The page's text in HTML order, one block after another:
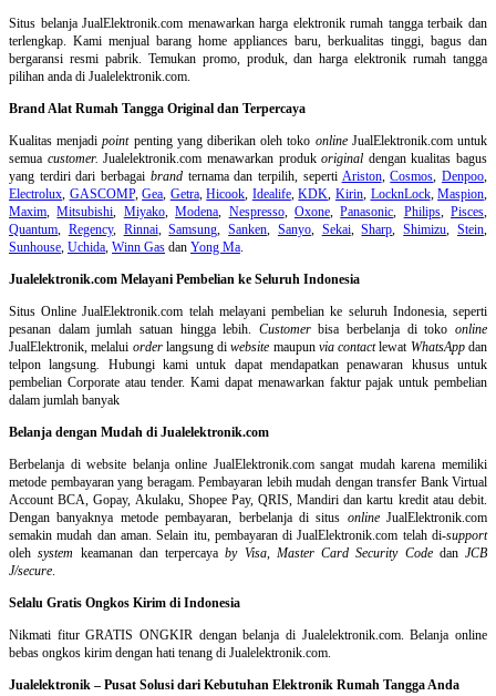
Situs belanjaJualElektronik.com menawarkan harga elektronik rumah tangga terbaik dan
terlengkap. Kami menjual barang home appliances baru, berkualitas tinggi, bagus dan
bergaransi resmi pabrik. Temukan promo, produk, dan harga elektronik rumah tangga
pilihan anda di Jualelektronik.com.
Brand Alat Rumah Tangga Original dan Terpercaya
Kualitas menjadipointpenting yang diberikan oleh toko onlineJualElektronik.com untuk
semua customer. Jualelektronik.com menawarkan produkoriginal dengan kualitas bagus
yang terdiri dari berbagai brandternama dan terpilih, seperti Ariston,Cosmos,Denpoo,
Electrolux, GASCOMP,Gea, Getra,Hicook, Idealife,KDK, Kirin, LocknLock,Maspion,
Maxim,Mitsubishi, Miyako,Modena, Nespresso, Oxone,Panasonic, Philips, Pisces,
Quantum, Regency, Rinnai,Samsung,Sanken, Sanyo, Sekai,Sharp,Shimizu,Stein,
Sunhouse, Uchida, Winn Gas dan Yong Ma.
Jualelektronik.com Melayani Pembelian ke Seluruh Indonesia
Situs Online JualElektronik.com telah melayani pembelian ke seluruh Indonesia, seperti
pesanan dalam jumlah satuan hingga lebih. Customerbisa berbelanja di tokoonline
JualElektronik, melalui orderlangsung diwebsite maupun via contactlewat WhatsAppdan
telpon langsung. Hubungi kami untuk dapat mendapatkan penawaran khusus untuk
pembelian Corporate atau tender. Kami dapat menawarkan faktur pajak untuk pembelian
dalam jumlah banyak
Belanja dengan Mudah di Jualelektronik.com
Berbelanja diwebsite belanja online JualElektronik.com sangat mudah karena memiliki
metode pembayaran yang beragam. Pembayaran lebih mudah dengan transfer Bank Virtual
Account BCA, Gopay, Akulaku, Shopee Pay, QRIS, Mandiri dan kartu kredit atau debit.
Dengan banyaknya metode pembayaran, berbelanja di situs onlineJualElektronik.com
semakin mudah dan aman. Selain itu, pembayaran di JualElektronik.com telah di-support
olehsystem keamanan dan terpercayaby Visa, Master Card Security Codedan JCB
J/secure.
Selalu Gratis Ongkos Kirim di Indonesia
Nikmati fitur GRATIS ONGKIR dengan belanja di Jualelektronik.com. Belanja online
bebas ongkos kirim dengan hati tenang di Jualelektronik.com.
Jualelektronik – Pusat Solusi dari Kebutuhan Elektronik Rumah Tangga Anda